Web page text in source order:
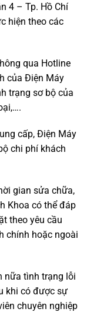
4 – Tp. Hồ Chí
hiện theo các
qua Hotline
của Điện Máy
trạng sơ bộ của
cấp, Điện Máy
chi phí khách
gian sửa chữa,
Khoa có thể đáp
theo yêu cầu
chính hoặc ngoài
nữa tình trạng lỗi
khi có được sự
chuyên nghiệp